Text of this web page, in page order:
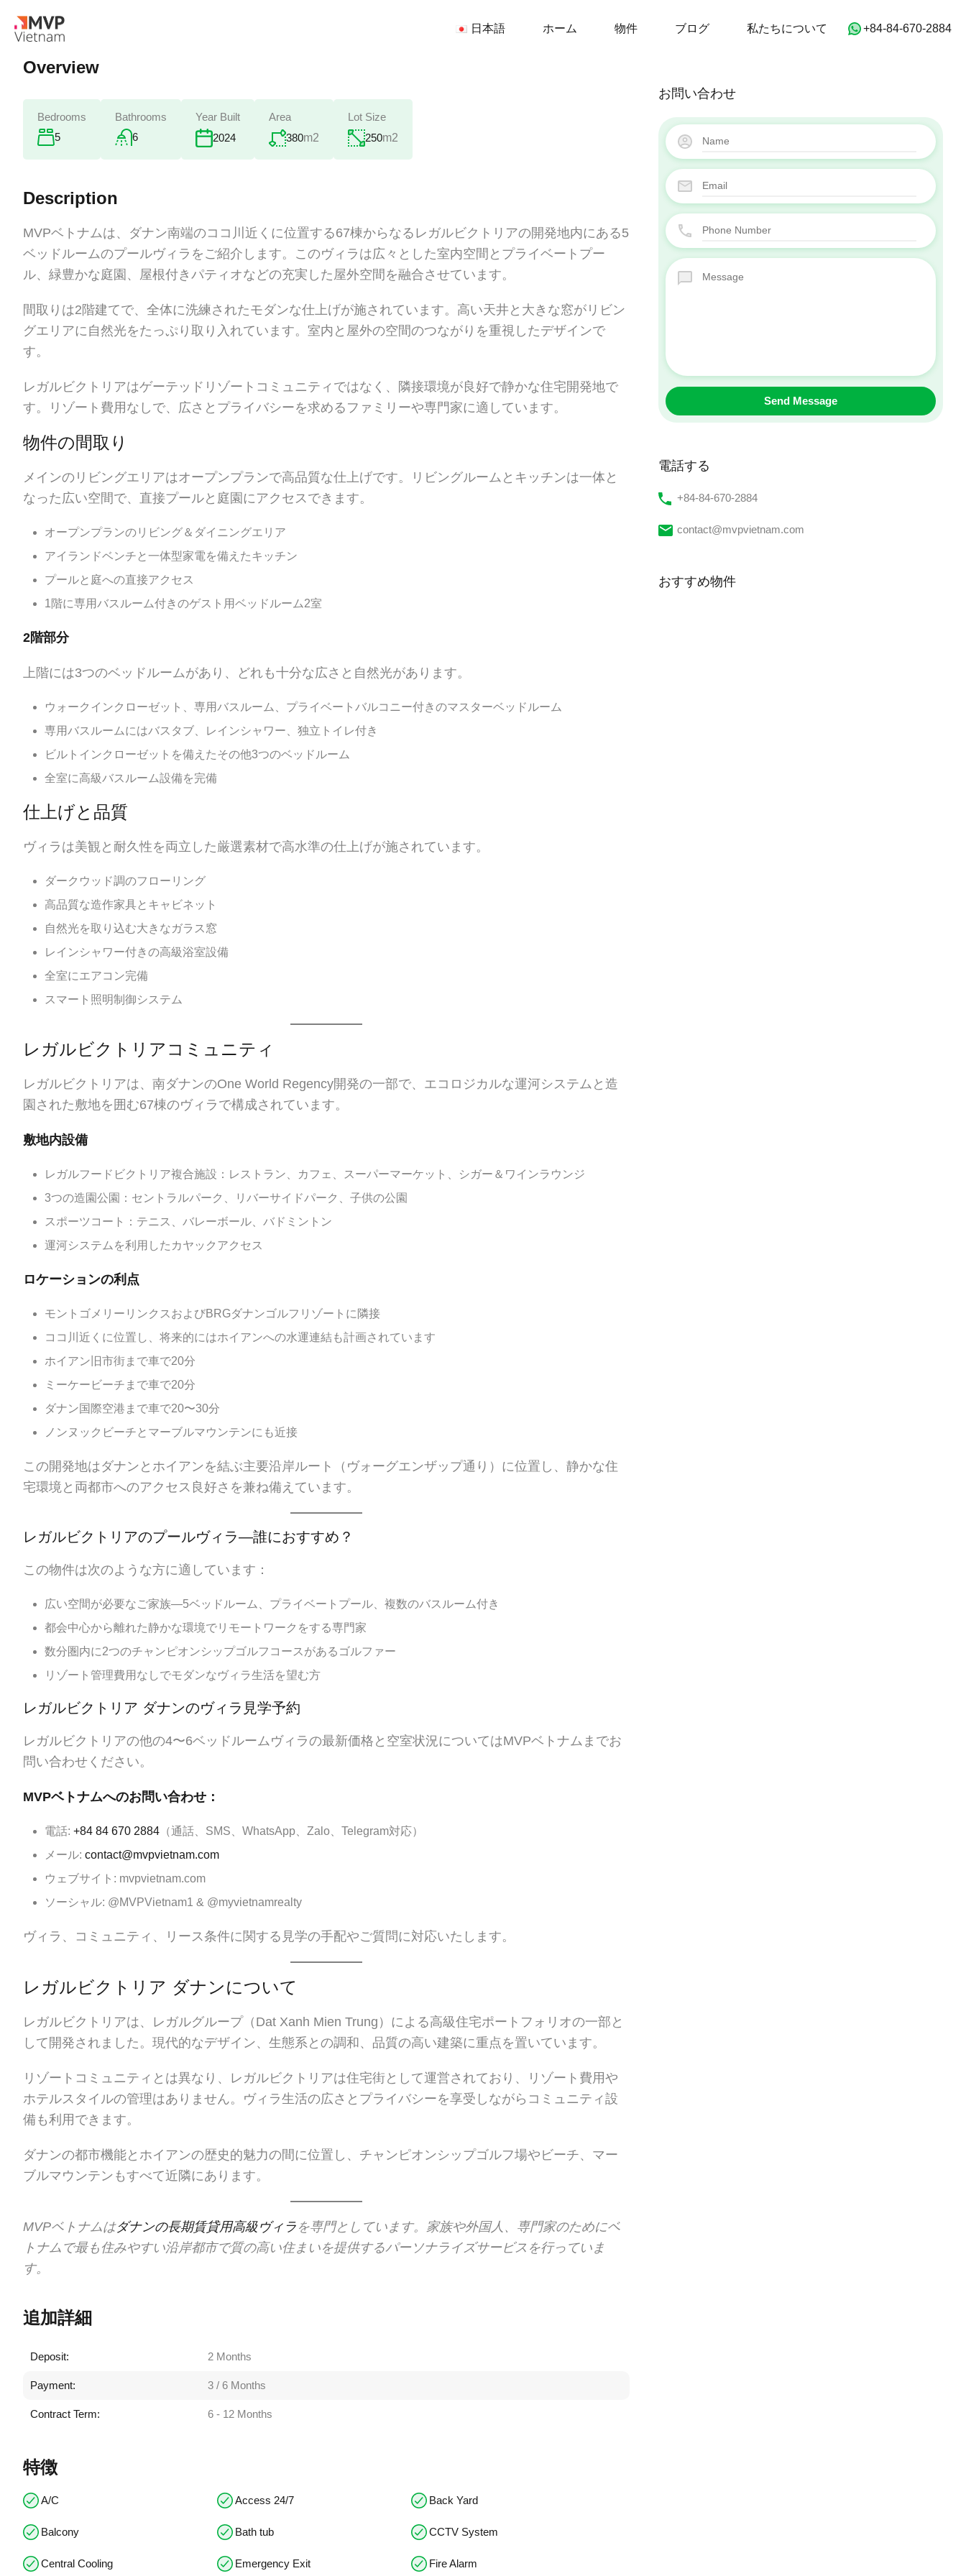
ホーム ブログ 私たちについて
日本語 ホーム 物件 ブログ 私たちについて ‭+84-84-670-2884‬
Overview
Bedrooms
5
Bathrooms
6
Year Built
2024
Area
380m2
Lot Size
250m2
Description
MVPベトナムは、ダナン南端のココ川近くに位置する67棟からなるレガルビクトリアの開発地内にある5
ベッドルームのプールヴィラをご紹介します。このヴィラは広々とした室内空間とプライベートプー
ル、緑豊かな庭園、屋根付きパティオなどの充実した屋外空間を融合させています。
間取りは2階建てで、全体に洗練されたモダンな仕上げが施されています。高い天井と大きな窓がリビン
グエリアに自然光をたっぷり取り入れています。室内と屋外の空間のつながりを重視したデザインで
す。
レガルビクトリアはゲーテッドリゾートコミュニティではなく、隣接環境が良好で静かな住宅開発地で
す。リゾート費用なしで、広さとプライバシーを求めるファミリーや専門家に適しています。
物件の間取り
メインのリビングエリアはオープンプランで高品質な仕上げです。リビングルームとキッチンは一体と
なった広い空間で、直接プールと庭園にアクセスできます。
オープンプランのリビング＆ダイニングエリア
アイランドベンチと一体型家電を備えたキッチン
プールと庭への直接アクセス
1階に専用バスルーム付きのゲスト用ベッドルーム2室
2階部分
上階には3つのベッドルームがあり、どれも十分な広さと自然光があります。
ウォークインクローゼット、専用バスルーム、プライベートバルコニー付きのマスターベッドルーム
専用バスルームにはバスタブ、レインシャワー、独立トイレ付き
ビルトインクローゼットを備えたその他3つのベッドルーム
全室に高級バスルーム設備を完備
仕上げと品質
ヴィラは美観と耐久性を両立した厳選素材で高水準の仕上げが施されています。
ダークウッド調のフローリング
高品質な造作家具とキャビネット
自然光を取り込む大きなガラス窓
レインシャワー付きの高級浴室設備
全室にエアコン完備
スマート照明制御システム
レガルビクトリアコミュニティ
レガルビクトリアは、南ダナンのOne World Regency開発の一部で、エコロジカルな運河システムと造
園された敷地を囲む67棟のヴィラで構成されています。
敷地内設備
レガルフードビクトリア複合施設：レストラン、カフェ、スーパーマーケット、シガー＆ワインラウンジ
3つの造園公園：セントラルパーク、リバーサイドパーク、子供の公園
スポーツコート：テニス、バレーボール、バドミントン
運河システムを利用したカヤックアクセス
ロケーションの利点
モントゴメリーリンクスおよびBRGダナンゴルフリゾートに隣接
ココ川近くに位置し、将来的にはホイアンへの水運連結も計画されています
ホイアン旧市街まで車で20分
ミーケービーチまで車で20分
ダナン国際空港まで車で20〜30分
ノンヌックビーチとマーブルマウンテンにも近接
この開発地はダナンとホイアンを結ぶ主要沿岸ルート（ヴォーグエンザップ通り）に位置し、静かな住
宅環境と両都市へのアクセス良好さを兼ね備えています。
レガルビクトリアのプールヴィラ—誰におすすめ？
この物件は次のような方に適しています：
広い空間が必要なご家族—5ベッドルーム、プライベートプール、複数のバスルーム付き
都会中心から離れた静かな環境でリモートワークをする専門家
数分圏内に2つのチャンピオンシップゴルフコースがあるゴルファー
リゾート管理費用なしでモダンなヴィラ生活を望む方
レガルビクトリア ダナンのヴィラ見学予約
レガルビクトリアの他の4〜6ベッドルームヴィラの最新価格と空室状況についてはMVPベトナムまでお
問い合わせください。
MVPベトナムへのお問い合わせ：
電話: +84 84 670 2884 （通話、SMS、WhatsApp、Zalo、Telegram対応）
メール: contact@mvpvietnam.com
ウェブサイト: mvpvietnam.com
ソーシャル: @MVPVietnam1 & @myvietnamrealty
ヴィラ、コミュニティ、リース条件に関する見学の手配やご質問に対応いたします。
レガルビクトリア ダナンについて
レガルビクトリアは、レガルグループ（Dat Xanh Mien Trung）による高級住宅ポートフォリオの一部と
して開発されました。現代的なデザイン、生態系との調和、品質の高い建築に重点を置いています。
リゾートコミュニティとは異なり、レガルビクトリアは住宅街として運営されており、リゾート費用や
ホテルスタイルの管理はありません。ヴィラ生活の広さとプライバシーを享受しながらコミュニティ設
備も利用できます。
ダナンの都市機能とホイアンの歴史的魅力の間に位置し、チャンピオンシップゴルフ場やビーチ、マー
ブルマウンテンもすべて近隣にあります。
MVPベトナムはダナンの長期賃貸用高級ヴィラ を専門としています。家族や外国人、専門家のためにベ
トナムで最も住みやすい沿岸都市で質の高い住まいを提供するパーソナライズサービスを行っていま
す。
追加詳細
Deposit: 2 Months
Payment: 3 / 6 Months
Contract Term: 6 - 12 Months
特徴
A/C Access 24/7 Back Yard
Balcony Bath tub CCTV System
Central Cooling Emergency Exit Fire Alarm
お問い合わせ
電話する
‭+84-84-670-2884‬
contact@mvpvietnam.com
おすすめ物件